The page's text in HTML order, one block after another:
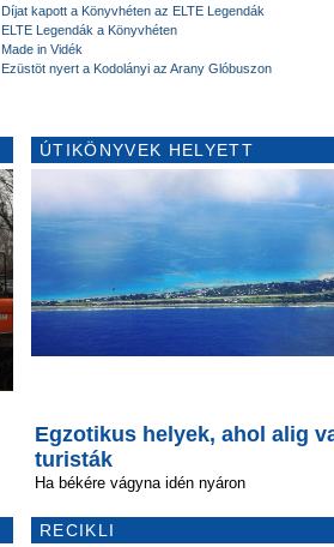
Díjat kapott a Könyvhéten az ELTE Legendák
ELTE Legendák a Könyvhéten
Made in Vidék
Ezüstöt nyert a Kodolányi az Arany Glóbuszon
ÚTIKÖNYVEK HELYETT
Egzotikus helyek, ahol alig
turisták
Ha békére vágyna idén nyáron
RECIKLI